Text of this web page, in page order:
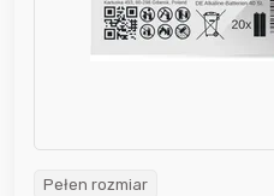
Pełen rozmiar
beztłuszczowa
Fryer